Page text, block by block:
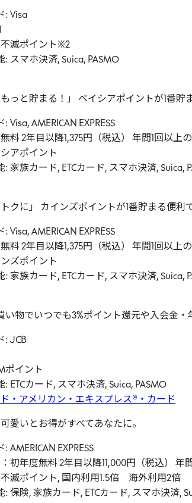
: Visa
滅ポイント※2
: スマホ決済, Suica, PASMO
っと貯まる！」 ベイシアポイントが1番貯
Visa, AMERICAN EXPRESS
料 2年目以降1,375円（税込） 年間1回以上
アポイント
家族カード, ETCカード, スマホ決済, Suica,
クに」 カインズポイントが1番貯まる便利
Visa, AMERICAN EXPRESS
料 2年目以降1,375円（税込） 年間1回以上
ズポイント
家族カード, ETCカード, スマホ決済, Suica,
い物でいつでも3%ポイント還元や入会金
: JCB
ポイント
ETCカード, スマホ決済, Suica, PASMO
・アメリカン・エキスプレス®・カード
愛いとお得がすべてあなたに。
AMERICAN EXPRESS
初年度無料 2年目以降11,000円（税込） 年
滅ポイント, 国内利用1.5倍 海外利用2倍
保険, 家族カード, ETCカード, スマホ決済,